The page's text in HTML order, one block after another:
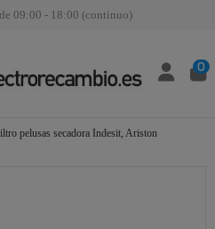
09:00 - 18:00 (continuo)
0
pelusas secadora Indesit, Ariston